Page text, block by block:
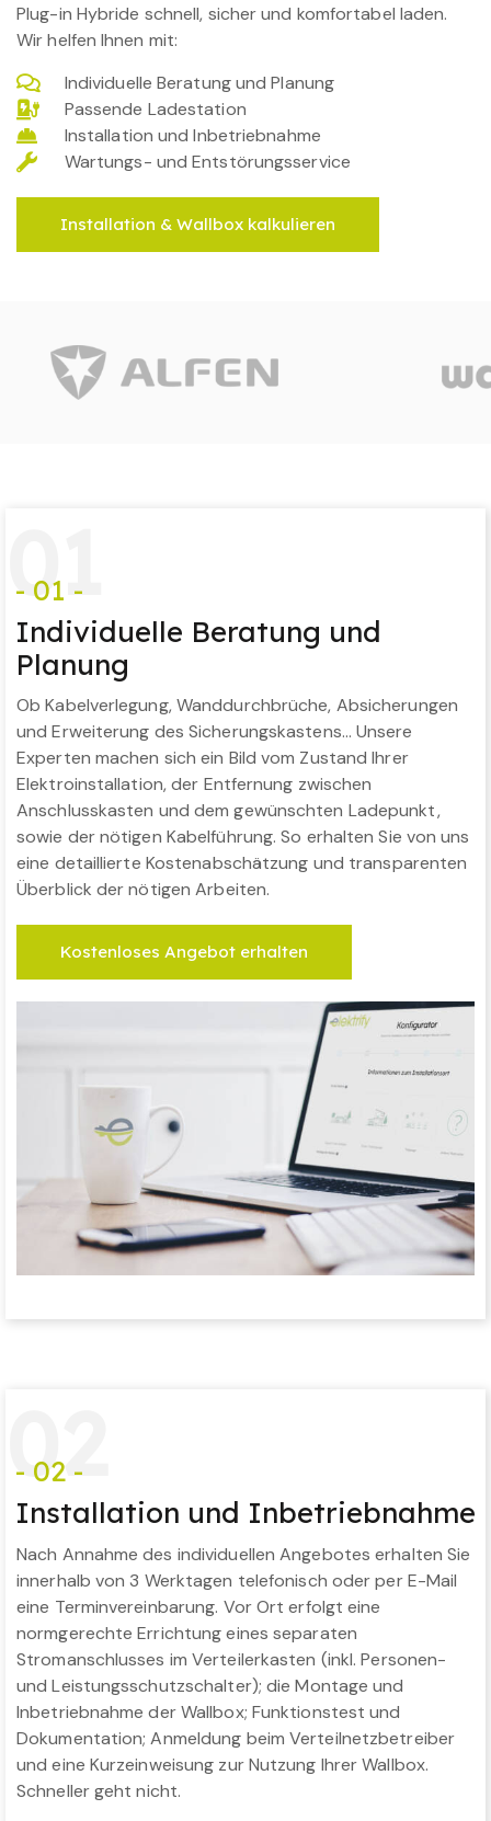
Plug-in Hybride schnell, sicher und komfortabel laden.
Wir helfen Ihnen mit:
Individuelle Beratung und Planung
Passende Ladestation
Installation und Inbetriebnahme
Wartungs- und Entstörungsservice
Installation & Wallbox kalkulieren
01
- 01 -
Individuelle Beratung und
Planung
Ob Kabelverlegung, Wanddurchbrüche, Absicherungen
und Erweiterung des Sicherungskastens… Unsere
Experten machen sich ein Bild vom Zustand Ihrer
Elektroinstallation, der Entfernung zwischen
Anschlusskasten und dem gewünschten Ladepunkt,
sowie der nötigen Kabelführung. So erhalten Sie von uns
eine detaillierte Kostenabschätzung und transparenten
Überblick der nötigen Arbeiten.
Kostenloses Angebot erhalten
02
- 02 -
Installation und Inbetriebnahme
Nach Annahme des individuellen Angebotes erhalten Sie
innerhalb von 3 Werktagen telefonisch oder per E-Mail
eine Terminvereinbarung. Vor Ort erfolgt eine
normgerechte Errichtung eines separaten
Stromanschlusses im Verteilerkasten (inkl. Personen-
und Leistungsschutzschalter); die Montage und
Inbetriebnahme der Wallbox; Funktionstest und
Dokumentation; Anmeldung beim Verteilnetzbetreiber
und eine Kurzeinweisung zur Nutzung Ihrer Wallbox.
Schneller geht nicht.